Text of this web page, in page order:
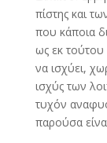
πίστης και
που κάποια
ως εκ τούτου
να ισχύει,
ισχύς των
τυχόν
παρούσα